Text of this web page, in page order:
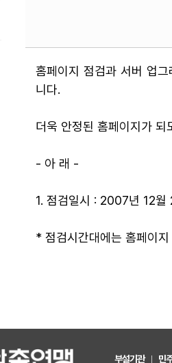
홈페이지 점검과 서버 업
니다.
더욱 안정된 홈페이지가 되
- 아 래 -
1. 점검일시 : 2007년 12
* 점검시간대에는 홈페이
부설기관 민